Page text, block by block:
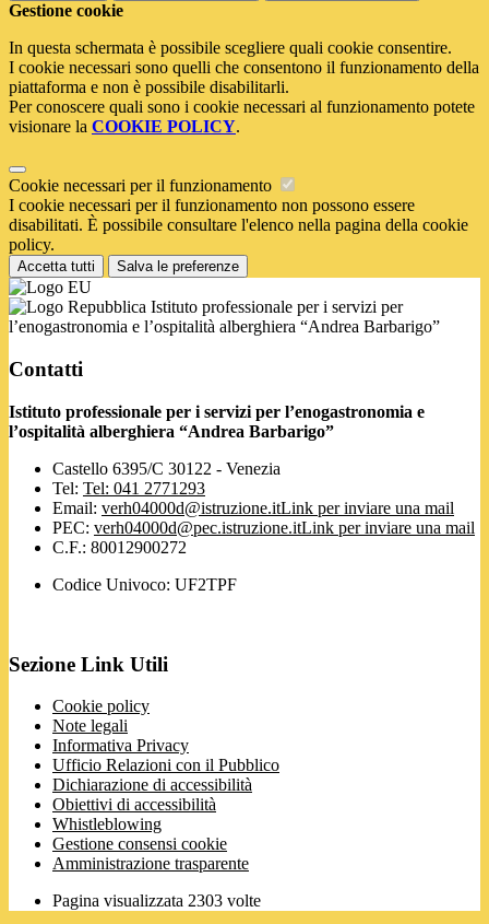
Gestione cookie
In questa schermata è possibile scegliere quali cookie consentire.
I cookie necessari sono quelli che consentono il funzionamento della
piattaforma e non è possibile disabilitarli.
Per conoscere quali sono i cookie necessari al funzionamento potete
visionare la COOKIE POLICY.
Cookie necessari per il funzionamento
I cookie necessari per il funzionamento non possono essere
disabilitati. È possibile consultare l'elenco nella pagina della cookie
policy.
Accetta tutti Salva le preferenze
Istituto professionale per i servizi per
l’enogastronomia e l’ospitalità alberghiera “Andrea Barbarigo”
Contatti
Istituto professionale per i servizi per l’enogastronomia e
l’ospitalità alberghiera “Andrea Barbarigo”
Castello 6395/C 30122 - Venezia
Tel: Tel: 041 2771293
Email: verh04000d@istruzione.itLink per inviare una mail
PEC: verh04000d@pec.istruzione.itLink per inviare una mail
C.F.: 80012900272
Codice Univoco: UF2TPF
Sezione Link Utili
Cookie policy
Note legali
Informativa Privacy
Ufficio Relazioni con il Pubblico
Dichiarazione di accessibilità
Obiettivi di accessibilità
Whistleblowing
Gestione consensi cookie
Amministrazione trasparente
Pagina visualizzata 2303 volte